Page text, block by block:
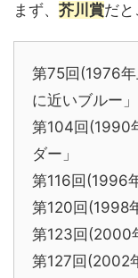
まず、 芥川賞だ
第75回(1976
に近いブルー」
第104回(1990
ダー」
第116回(1996
第120回(1998
第123回(2000
第127回(2002